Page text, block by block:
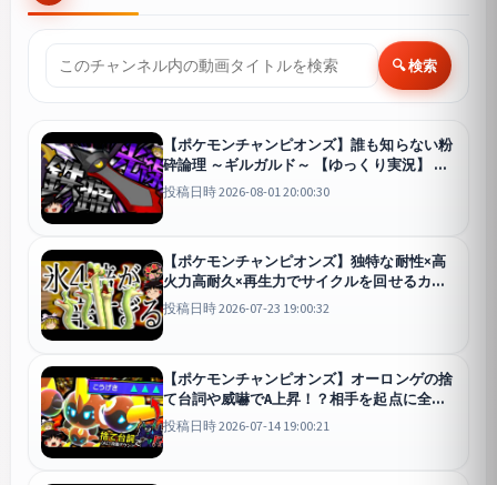
🔍 検索
【ポケモンチャンピオンズ】誰も知らない粉
砕論理 ～ギルガルド～ 【ゆっくり実況】
チャンピオンズ
投稿日時 2026-08-01 20:00:30
【ポケモンチャンピオンズ】独特な耐性×高
火力高耐久×再生力でサイクルを回せるカミ
ツオロチは強いはず...！【ゆっくり実況】
投稿日時 2026-07-23 19:00:32
【ポケモンチャンピオンズ】オーロンゲの捨
て台詞や威嚇でA上昇！？相手を起点に全抜
きする&quot;メガタイレーツ&quot;！！！
【ゆっくり実況】
投稿日時 2026-07-14 19:00:21